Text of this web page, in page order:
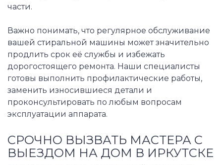
части.
Важно понимать, что регулярное обслуживание
вашей стиральной машины может значительно
продлить срок её службы и избежать
дорогостоящего ремонта. Наши специалисты
готовы выполнить профилактические работы,
заменить износившиеся детали и
проконсультировать по любым вопросам
эксплуатации аппарата.
СРОЧНО ВЫЗВАТЬ МАСТЕРА С
ВЫЕЗДОМ НА ДОМ В ИРКУТСКЕ